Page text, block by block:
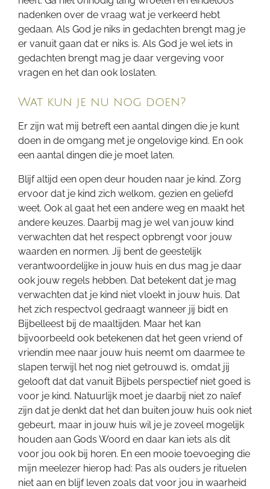
nadenken over de vraag wat je verkeerd hebt
gedaan. Als God je niks in gedachten brengt mag je
er vanuit gaan dat er niks is. Als God je wel iets in
gedachten brengt mag je daar vergeving voor
vragen en het dan ook loslaten.
Wat kun je nu nog doen?
Er zijn wat mij betreft een aantal dingen die je kunt
doen in de omgang met je ongelovige kind. En ook
een aantal dingen die je moet laten.
Blijf altijd een open deur houden naar je kind. Zorg
ervoor dat je kind zich welkom, gezien en geliefd
weet. Ook al gaat het een andere weg en maakt het
andere keuzes. Daarbij mag je wel van jouw kind
verwachten dat het respect opbrengt voor jouw
waarden en normen. Jij bent de geestelijk
verantwoordelijke in jouw huis en dus mag je daar
ook jouw regels hebben. Dat betekent dat je mag
verwachten dat je kind niet vloekt in jouw huis. Dat
het zich respectvol gedraagt wanneer jij bidt en
Bijbelleest bij de maaltijden. Maar het kan
bijvoorbeeld ook betekenen dat het geen vriend of
vriendin mee naar jouw huis neemt om daarmee te
slapen terwijl het nog niet getrouwd is, omdat jij
gelooft dat dat vanuit Bijbels perspectief niet goed is
voor je kind. Natuurlijk moet je daarbij niet zo naïef
zijn dat je denkt dat het dan buiten jouw huis ook niet
gebeurt, maar in jouw huis wil je je zoveel mogelijk
houden aan Gods Woord en daar kan iets als dit
voor jou ook bij horen. En een mooie toevoeging die
mijn meelezer hierop had: Pas als ouders je rituelen
niet aan en blijf leven zoals dat voor jou in waarheid